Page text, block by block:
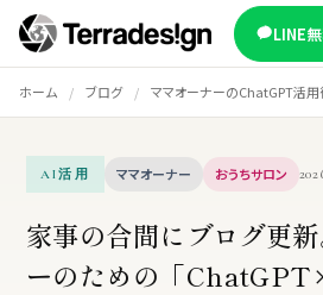
LINE
ホーム / ブログ / ママオーナーのChatGPT活用
AI活用 ママオーナー おうちサロン
家事の合間にブログ更
ーのための「